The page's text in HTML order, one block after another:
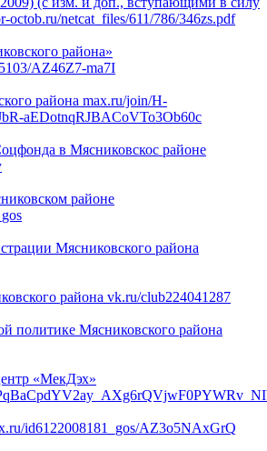
octob.ru/netcat_files/611/786/346zs.pdf
района»
AZ46Z7-ma7I
района max.ru/join/H-
aEDotnqRJBACoVTo3Ob60c
в Мясниковскос районе
районе
Мясниковского района
района vk.ru/club224041287
политике Мясниковского района
«МекДэх»
id6122008181_gos/AZ3o5NAxGrQ